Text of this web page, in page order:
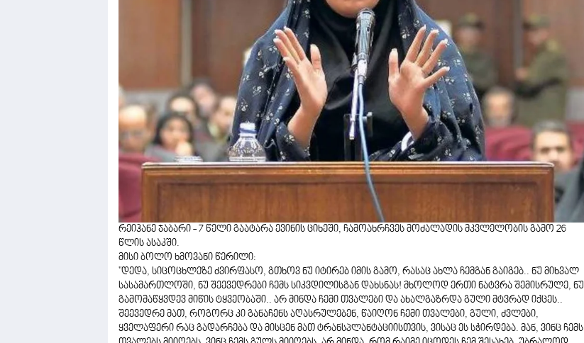
რეიჰანე ჯაბარი - 7 წელი გაატარა ევინის ციხეში, ჩამოახრჩვეს მოძალადის მკვლელობის გამო 26
წლის ასაკში.
მისი ბოლო ხმოვანი წერილი:
"დედა, სიცოცხლეზე ძვირფასო, გთხოვ ნუ იტირებ იმის გამო, რასაც ახლა ჩემგან გაიგებ.. ნუ მიხვალ
სასამართლოში, ნუ შეევედრები ჩემს სიკვდილისგან დახსნას! მხოლოდ ერთი ნატვრა შემისრულე, ნუ
გამომაწყვდევ მიწის ტყვეობაში.. არ მინდა ჩემი თვალები და ახალგაზრდა გული მტვრად იქცეს..
შეევედრე მათ, როგორც კი განაჩენს აღასრულებენ, წაიღონ ჩემი თვალები, გული, ძვლები,
ყველაფერი რაც გადარჩება და მისცენ მათ ტრანსპლანტაციისთვის, ვისაც ეს სჭირდება. მან, ვინც ჩემს